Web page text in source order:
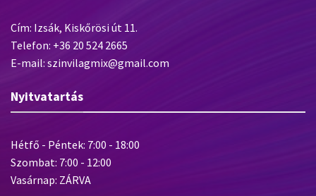
Cím: Izsák, Kiskőrösi út 11.
Telefon: +36 20 524 2665
E-mail: szinvilagmix@gmail.com
Nyitvatartás
Hétfő - Péntek: 7:00 - 18:00
Szombat: 7:00 - 12:00
Vasárnap: ZÁRVA